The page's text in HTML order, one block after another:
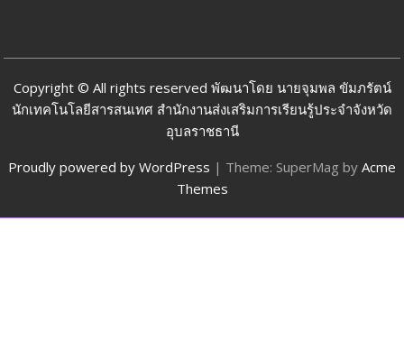
Copyright © All rights reserved พัฒนาโดย นายจุมพล ขัมภรัตน์
นักเทคโนโลยีสารสนเทศ สำนักงานส่งเสริมการเรียนรู้ประจำจังหวัด
อุบลราชธานี
Proudly powered by WordPress | Theme: SuperMag by Acme
Themes